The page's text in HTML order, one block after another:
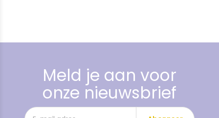
Meld je aan voor
onze nieuwsbrief